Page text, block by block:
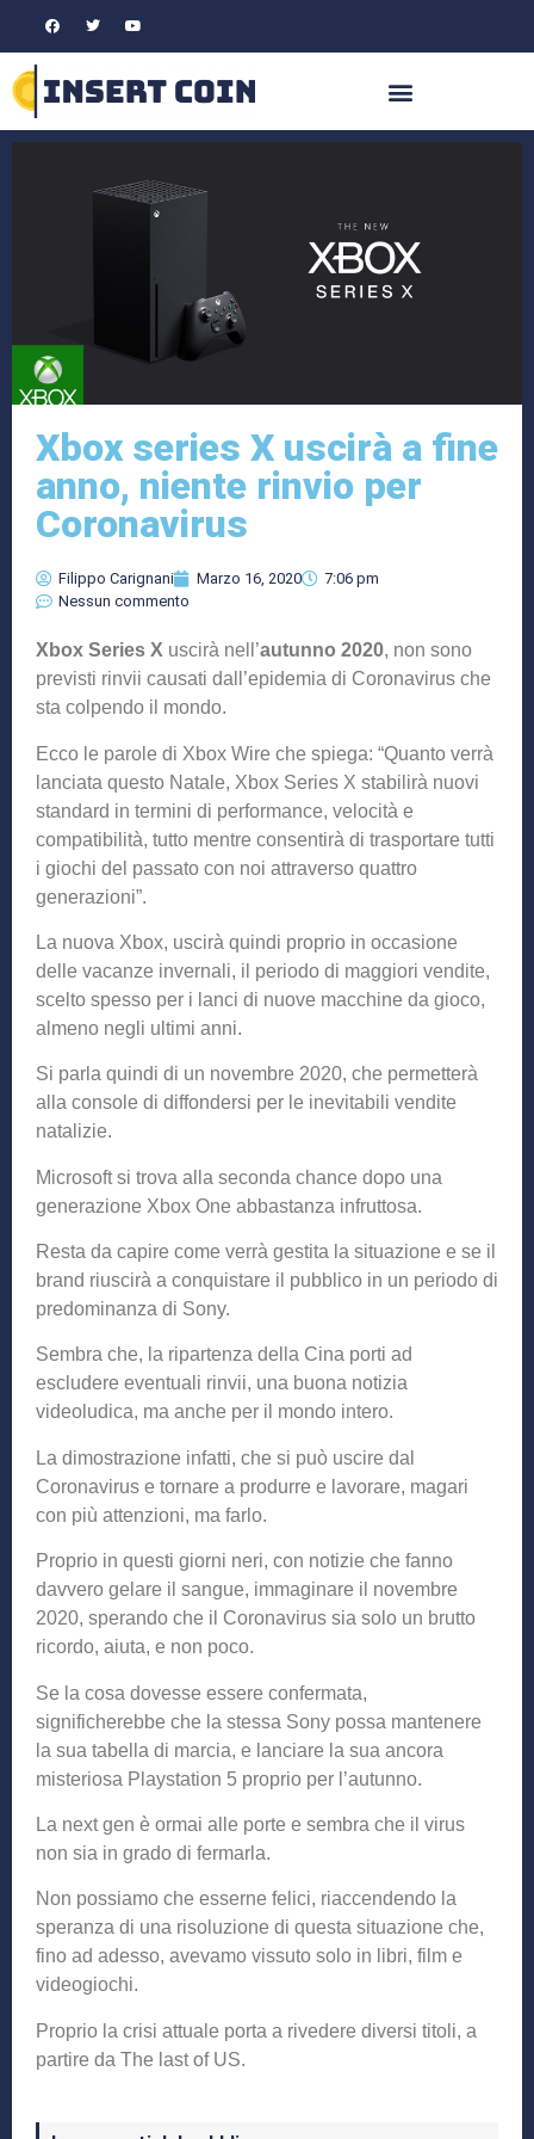
Xbox series X uscirà a fine
anno, niente rinvio per
Coronavirus
Filippo Carignani Marzo 16, 2020
7:06 pm
Nessun commento
Xbox Series X uscirà nell’autunno 2020, non sono
previsti rinvii causati dall’epidemia di Coronavirus che
sta colpendo il mondo.
Ecco le parole di Xbox Wire che spiega: “Quanto verrà
lanciata questo Natale, Xbox Series X stabilirà nuovi
standard in termini di performance, velocità e
compatibilità, tutto mentre consentirà di trasportare tutti
i giochi del passato con noi attraverso quattro
generazioni”.
La nuova Xbox, uscirà quindi proprio in occasione
delle vacanze invernali, il periodo di maggiori vendite,
scelto spesso per i lanci di nuove macchine da gioco,
almeno negli ultimi anni.
Si parla quindi di un novembre 2020, che permetterà
alla console di diffondersi per le inevitabili vendite
natalizie.
Microsoft si trova alla seconda chance dopo una
generazione Xbox One abbastanza infruttosa.
Resta da capire come verrà gestita la situazione e se il
brand riuscirà a conquistare il pubblico in un periodo di
predominanza di Sony.
Sembra che, la ripartenza della Cina porti ad
escludere eventuali rinvii, una buona notizia
videoludica, ma anche per il mondo intero.
La dimostrazione infatti, che si può uscire dal
Coronavirus e tornare a produrre e lavorare, magari
con più attenzioni, ma farlo.
Proprio in questi giorni neri, con notizie che fanno
davvero gelare il sangue, immaginare il novembre
2020, sperando che il Coronavirus sia solo un brutto
ricordo, aiuta, e non poco.
Se la cosa dovesse essere confermata,
significherebbe che la stessa Sony possa mantenere
la sua tabella di marcia, e lanciare la sua ancora
misteriosa Playstation 5 proprio per l’autunno.
La next gen è ormai alle porte e sembra che il virus
non sia in grado di fermarla.
Non possiamo che esserne felici, riaccendendo la
speranza di una risoluzione di questa situazione che,
fino ad adesso, avevamo vissuto solo in libri, film e
videogiochi.
Proprio la crisi attuale porta a rivedere diversi titoli, a
partire da The last of US.